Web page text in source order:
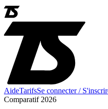
AideTarifsSe connecter /
Comparatif 2026